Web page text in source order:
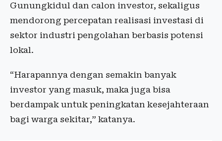
Gunungkidul dan calon investor, sekaligus
mendorong percepatan realisasi investasi di
sektor industri pengolahan berbasis potensi
lokal.
“Harapannya dengan semakin banyak
investor yang masuk, maka juga bisa
berdampak untuk peningkatan kesejahteraan
bagi warga sekitar,” katanya.